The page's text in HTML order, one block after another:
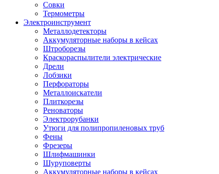
Совки
Термометры
Электроинструмент
Металлодетекторы
Аккумуляторные наборы в кейсах
Штроборезы
Краскораспылители электрические
Дрели
Лобзики
Перфораторы
Металлоискатели
Плиткорезы
Реноваторы
Электрорубанки
Утюги для полипропиленовых труб
Фены
Фрезеры
Шлифмашинки
Шуруповерты
Аккумуляторные наборы в кейсах